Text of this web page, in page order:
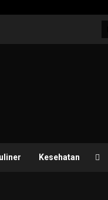
Kesehatan